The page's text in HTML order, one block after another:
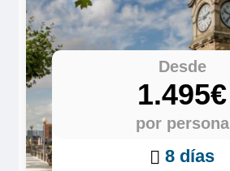
Desde
1.495€
por persona
8 días